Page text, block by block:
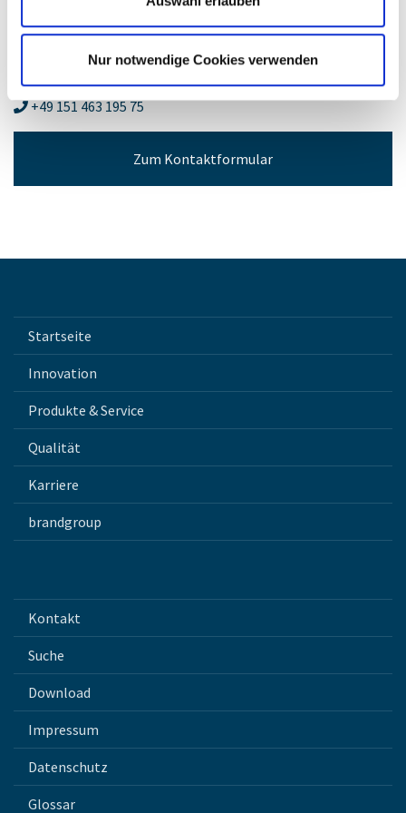
Nur notwendige Cookies verwenden
Head of Key Account Management
roberbiermann@brand-group.com
+49 151 463 195 75
Zum Kontaktformular
Startseite
Innovation
Produkte & Service
Qualität
Karriere
brandgroup
Kontakt
Suche
Download
Impressum
Datenschutz
Glossar